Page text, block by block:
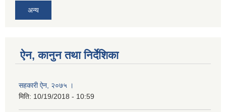
अन्य
ऐन, कानुन तथा निर्देशिका
सहकारी ऐन, २०७५ ।
मिति: 10/19/2018 - 10:59